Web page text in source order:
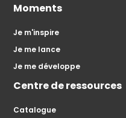
Moments
Je m'inspire
Je me lance
Je me développe
Centre de ressources
Catalogue